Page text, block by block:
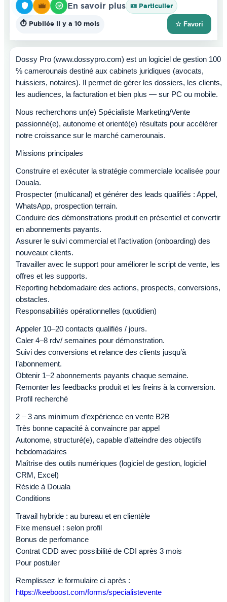
En savoir plus 🪪 Particulier
⏱️ Publiée il y a 10 mois ☆ Favori
Dossy Pro (www.dossypro.com) est un logiciel de gestion 100
% camerounais destiné aux cabinets juridiques (avocats,
huissiers, notaires). Il permet de gérer les dossiers, les clients,
les audiences, la facturation et bien plus — sur PC ou mobile.
Nous recherchons un(e) Spécialiste Marketing/Vente
passionné(e), autonome et orienté(e) résultats pour accélérer
notre croissance sur le marché camerounais.
Missions principales
Construire et exécuter la stratégie commerciale localisée pour
Douala.
Prospecter (multicanal) et générer des leads qualifiés : Appel,
WhatsApp, prospection terrain.
Conduire des démonstrations produit en présentiel et convertir
en abonnements payants.
Assurer le suivi commercial et l’activation (onboarding) des
nouveaux clients.
Travailler avec le support pour améliorer le script de vente, les
offres et les supports.
Reporting hebdomadaire des actions, prospects, conversions,
obstacles.
Responsabilités opérationnelles (quotidien)
Appeler 10–20 contacts qualifiés / jours.
Caler 4–8 rdv/ semaines pour démonstration.
Suivi des conversions et relance des clients jusqu’à
l’abonnement.
Obtenir 1–2 abonnements payants chaque semaine.
Remonter les feedbacks produit et les freins à la conversion.
Profil recherché
2 – 3 ans minimum d’expérience en vente B2B
Très bonne capacité à convaincre par appel
Autonome, structuré(e), capable d’atteindre des objectifs
hebdomadaires
Maîtrise des outils numériques (logiciel de gestion, logiciel
CRM, Excel)
Réside à Douala
Conditions
Travail hybride : au bureau et en clientèle
Fixe mensuel : selon profil
Bonus de perfomance
Contrat CDD avec possibilité de CDI après 3 mois
Pour postuler
Remplissez le formulaire ci après :
https://keeboost.com/forms/specialistevente